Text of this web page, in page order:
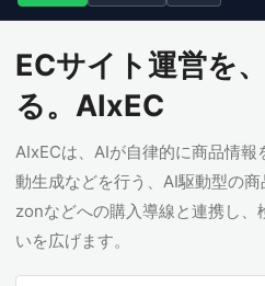
ECサイト運営を
る。AIxEC
AIxECは、AIが自律的に商品情報
動生成などを行う、AI駆動型の
zonなどへの購入導線と連携し、
いを広げます。